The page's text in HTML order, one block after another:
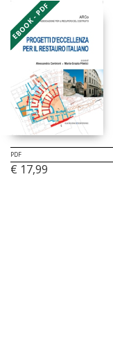
EBOOK - PDF
PDF
€ 17,99